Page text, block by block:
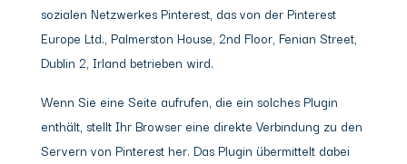
sozialen Netzwerkes Pinterest, das von der Pinterest
Europe Ltd., Palmerston House, 2nd Floor, Fenian Street,
Dublin 2, Irland betrieben wird.
Wenn Sie eine Seite aufrufen, die ein solches Plugin
enthält, stellt Ihr Browser eine direkte Verbindung zu den
Servern von Pinterest her. Das Plugin übermittelt dabei